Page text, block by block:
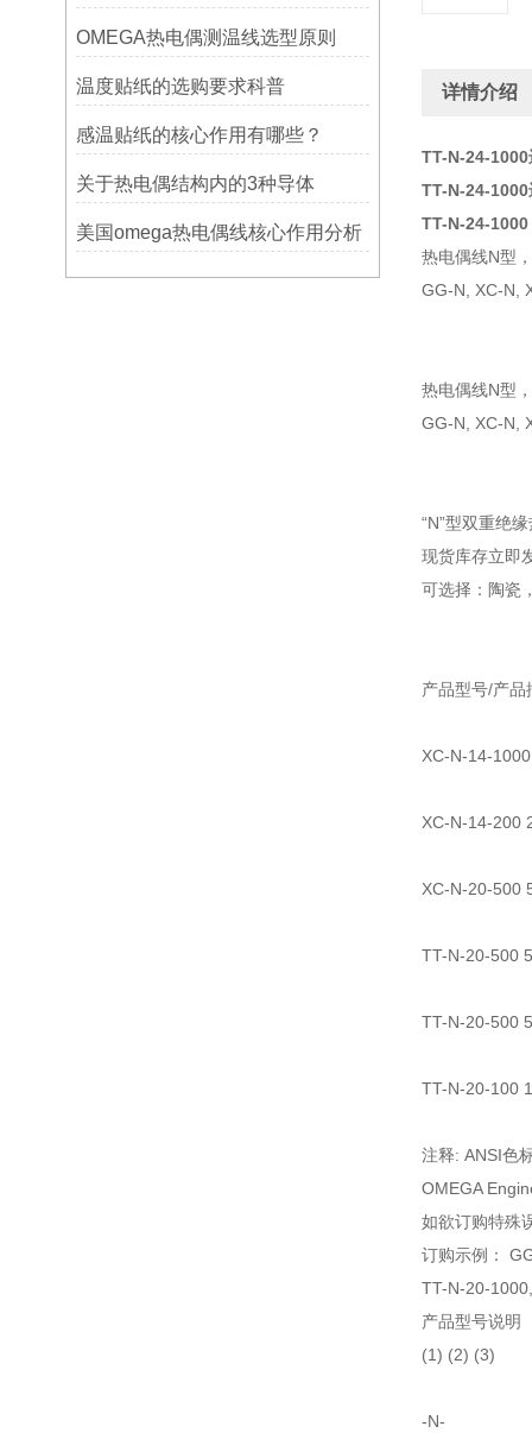
OMEGA热电偶测温线选型原则
温度贴纸的选购要求科普
感温贴纸的核心作用有哪些？
关于热电偶结构内的3种导体
美国omega热电偶线核心作用分析
详情介绍
TT-N-24-
TT-N-24-
TT-N-24-1000
热电偶线N型
GG-N, XC-N,
热电偶线N型
GG-N, XC-N,
“N”型双重绝
现货库存立即
可选择：陶瓷
产品型号/产品
XC-N-14-
XC-N-14-200
XC-N-20-500
TT-N-20-500
TT-N-20-500
TT-N-20-100
注释: ANSI色
OMEGA
如欲订购特殊
订购示例：
TT-N-20-
产品型号说明
(1) (2) (3)
-N-